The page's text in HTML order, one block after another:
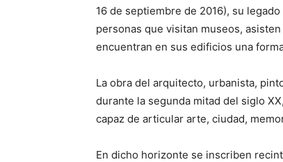
16 de septiembre de 2016), su
personas que visitan museos,
encuentran en sus edificios una
La obra del arquitecto, urbanista,
durante la segunda mitad del siglo
capaz de articular arte, ciudad,
En dicho horizonte se inscriben